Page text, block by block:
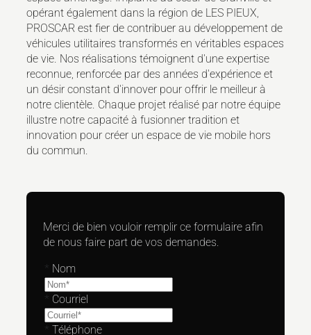
opérant également dans la région de LES PIEUX,
PROSCAR est fier de contribuer au développement de
véhicules utilitaires transformés en véritables espaces
de vie. Nos réalisations témoignent d'une expertise
reconnue, renforcée par des années d'expérience et
un désir constant d'innover pour offrir le meilleur à
notre clientèle. Chaque projet réalisé par notre équipe
illustre notre capacité à fusionner tradition et
innovation pour créer un espace de vie mobile hors
du commun.
Merci de bien vouloir remplir ce formulaire afin
de nous faire part de vos demandes.
* Nom
* Courriel
*Téléphone